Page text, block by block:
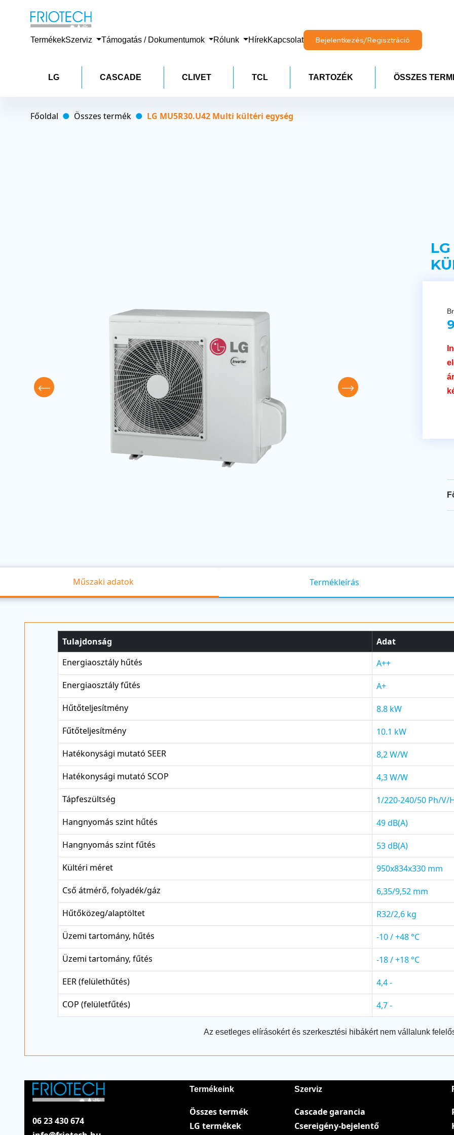
TermékekSzerviz Támogatás / Dokumentumok Rólunk HírekKapcsolat Bejelentkezés/Regisztráció
LG CASCADE CLIVET TCL TARTOZÉK ÖSSZES
Főoldal Összes termék LG MU5R30.U42 Multi kültéri egység
Műszaki adatok Termékleírás
Tulajdonság
Adat
Energiaosztály hűtés
A++
Energiaosztály fűtés
A+
Hűtőteljesítmény
8.8 kW
Fűtőteljesítmény
10.1 kW
Hatékonysági mutató SEER
8,2 W/W
Hatékonysági mutató SCOP
4,3 W/W
Tápfeszültség
1/220-240/50 Ph/V/
Hangnyomás szint hűtés
49 dB(A)
Hangnyomás szint fűtés
53 dB(A)
Kültéri méret
950x834x330 mm
Cső átmérő, folyadék/gáz
6,35/9,52 mm
Hűtőközeg/alaptöltet
R32/2,6 kg
Üzemi tartomány, hűtés
-10 / +48 °C
Üzemi tartomány, fűtés
-18 / +18 °C
EER (felülethűtés)
4,4 -
COP (felületfűtés)
4,7 -
Az esetleges elírásokért és szerkesztési hibákért nem vállalunk
06 23 430 674
Termékeink
Összes termék
LG termékek
Szerviz
Cascade garancia
Csereigény-bejelentő